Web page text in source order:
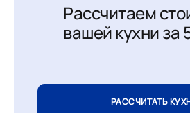
Рассчитаем
вашей кухни за
РАССЧИТАТЬ